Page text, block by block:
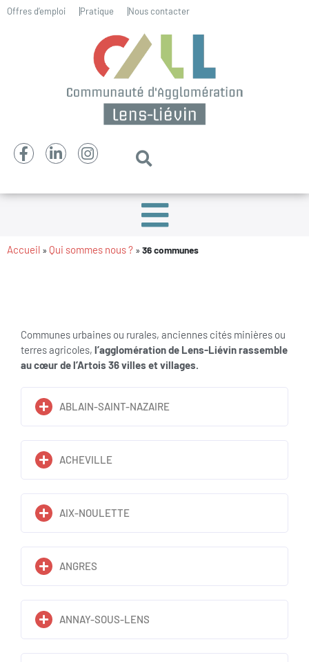
Offres d’emploi Pratique Nous contacter
Accueil » Qui sommes nous ? » 36 communes
Communes urbaines ou rurales, anciennes cités minières ou
terres agricoles, l’agglomération de Lens-Liévin rassemble
au cœur de l’Artois 36 villes et villages.
ABLAIN-SAINT-NAZAIRE
ACHEVILLE
AIX-NOULETTE
ANGRES
ANNAY-SOUS-LENS